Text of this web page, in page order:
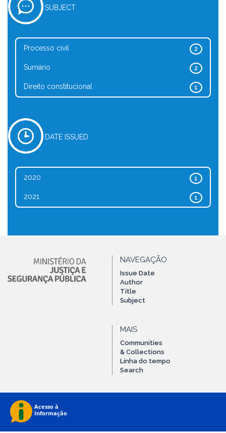
SUBJECT
2
Processo civil
2
Sumário
1
Direito constitucional
DATE ISSUED
1
2020
1
2021
NAVEGAÇÃO
Issue Date
Author
Title
Subject
MAIS
Communities
& Collections
Linha do tempo
Search